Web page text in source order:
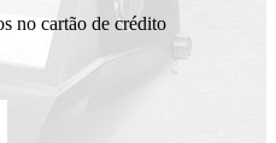
no cartão de crédito